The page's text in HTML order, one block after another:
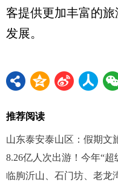
客提供更加丰富的
发展。
推荐阅读
山东泰安泰山区：假期文
8.26亿人次出游！今年“
临朐沂山、石门坊、老龙